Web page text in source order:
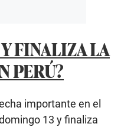
FINALIZA LA
PERÚ?
importante en el
13 y finaliza